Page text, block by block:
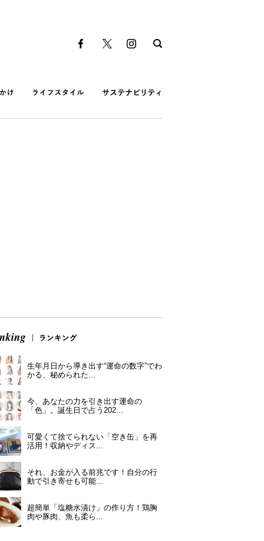
生年月日から導き出す“運命の数字”でわ
かる、秘められた...
今、あなたの力を引き出す運命の
「色」。誕生日で占う202...
可愛くて捨てられない「空き缶」を再
活用！収納やディス...
それ、お金が入る前兆です！自分の行
動で引き寄せも可能...
超簡単「塩糖水漬け」の作り方！鶏胸
肉や豚肉、魚も柔ら...